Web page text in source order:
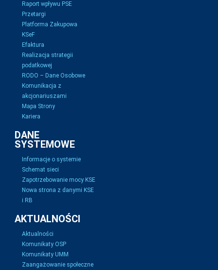
Raport wpływu PSE
Przetargi
Platforma Zakupowa
KSeF
Efaktura
Realizacja strategii
podatkowej
RODO – Dane Osobowe
Komunikacja z
akcjonariuszami
Mapa Strony
Kariera
DANE
SYSTEMOWE
Informacje o systemie
Schemat sieci
Zapotrzebowanie mocy KSE
Nowa strona z danymi KSE
i RB
AKTUALNOŚCI
Aktualności
Komunikaty OSP
Komunikaty UMM
Zaangażowanie społeczne